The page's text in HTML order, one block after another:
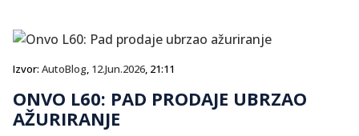
Izvor: AutoBlog, 12.Jun.2026, 21:11
ONVO L60: PAD PRODAJE UBRZAO
AŽURIRANJE